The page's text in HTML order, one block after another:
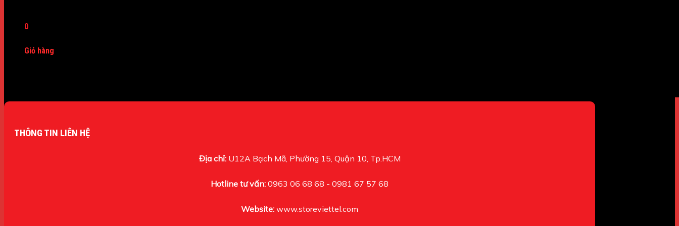
0
Giỏ hàng
THÔNG TIN LIÊN HỆ
Địa chỉ:U12A Bạch Mã, Phường 15, Quận 10, Tp.HCM
Hotline tư vấn: 0963 06 68 68 - 0981 67 57 68
Website: www.storeviettel.com